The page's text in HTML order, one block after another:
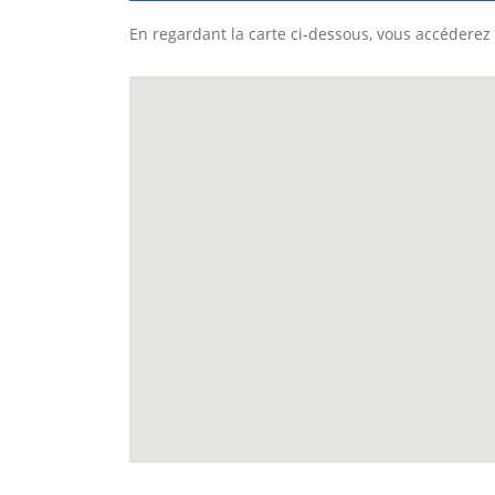
En regardant la carte ci-dessous, vous